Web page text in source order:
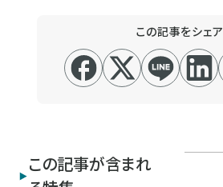
この記事をシェア
この記事が含まれ